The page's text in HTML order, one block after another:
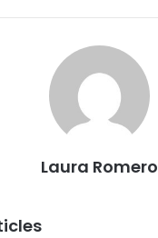
Laura Romero